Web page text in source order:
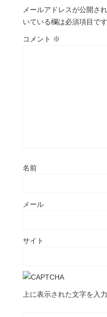
メールアドレスが公開さ
いている欄は必須項目です
コメント ※
名前
メール
サイト
上に表示された文字を入